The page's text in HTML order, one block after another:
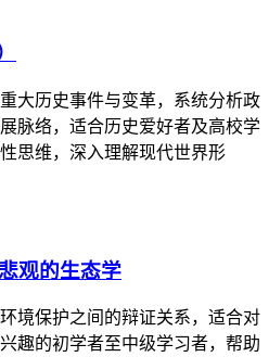
大历史事件与变革，系统分析政
脉络，适合历史爱好者及高校学
思维，深入理解现代世界形
观的生态学
境保护之间的辩证关系，适合对
趣的初学者至中级学习者，帮助